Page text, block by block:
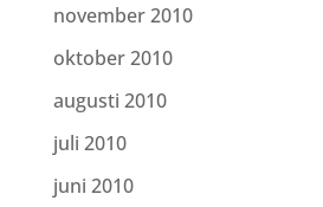
november 2010
oktober 2010
augusti 2010
juli 2010
juni 2010